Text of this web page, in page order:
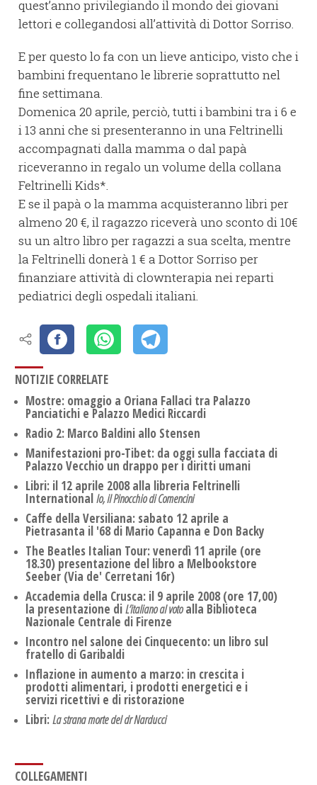
quest’anno privilegiando il mondo dei giovani
lettori e collegandosi all’attività di Dottor Sorriso.
E per questo lo fa con un lieve anticipo, visto che i
bambini frequentano le librerie soprattutto nel
fine settimana.
Domenica 20 aprile, perciò, tutti i bambini tra i 6 e
i 13 anni che si presenteranno in una Feltrinelli
accompagnati dalla mamma o dal papà
riceveranno in regalo un volume della collana
Feltrinelli Kids*.
E se il papà o la mamma acquisteranno libri per
almeno 20 €, il ragazzo riceverà uno sconto di 10€
su un altro libro per ragazzi a sua scelta, mentre
la Feltrinelli donerà 1 € a Dottor Sorriso per
finanziare attività di clownterapia nei reparti
pediatrici degli ospedali italiani.
NOTIZIE CORRELATE
Mostre: omaggio a Oriana Fallaci tra Palazzo
Panciatichi e Palazzo Medici Riccardi
Radio 2: Marco Baldini allo Stensen
Manifestazioni pro-Tibet: da oggi sulla facciata di
Palazzo Vecchio un drappo per i diritti umani
Libri: il 12 aprile 2008 alla libreria Feltrinelli
InternationalIo, il Pinocchio di Comencini
Caffe della Versiliana: sabato 12 aprile a
Pietrasanta il '68 di Mario Capanna e Don Backy
The Beatles Italian Tour: venerdì 11 aprile (ore
18.30) presentazione del libro a Melbookstore
Seeber (Via de' Cerretani 16r)
Accademia della Crusca: il 9 aprile 2008 (ore 17,00)
la presentazione diL’italiano al votoalla Biblioteca
Nazionale Centrale di Firenze
Incontro nel salone dei Cinquecento: un libro sul
fratello di Garibaldi
Inflazione in aumento a marzo: in crescita i
prodotti alimentari, i prodotti energetici e i
servizi ricettivi e di ristorazione
Libri:La strana morte del dr Narducci
COLLEGAMENTI